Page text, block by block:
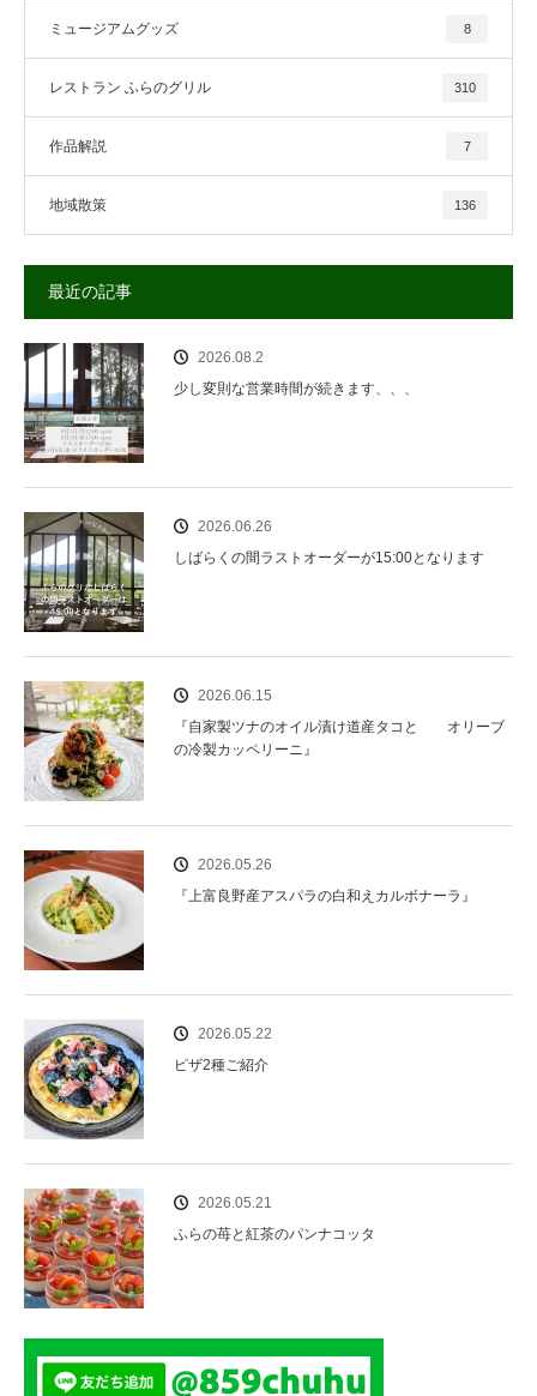
ミュージアムグッズ 8
レストラン ふらのグリル 310
作品解説 7
地域散策 136
最近の記事
2026.08.2
少し変則な営業時間が続きます、、、
2026.06.26
しばらくの間ラストオーダーが15:00となります
2026.06.15
『自家製ツナのオイル漬け道産タコと オリーブ
の冷製カッペリーニ』
2026.05.26
『上富良野産アスパラの白和えカルボナーラ』
2026.05.22
ピザ2種ご紹介
2026.05.21
ふらの苺と紅茶のパンナコッタ